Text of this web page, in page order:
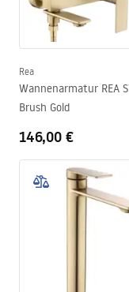
Rea
Wannenarmatur REA
Brush Gold
146,00 €